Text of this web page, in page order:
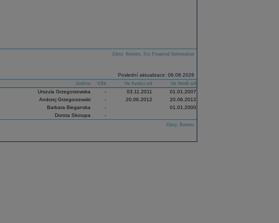
Zdroj: Reuters, Six Financial Information
Poslední aktualizace: 06.08.2026
Jméno Věk Ve funkci od
Ve firmě od
Urszula Grzegorzewska - 03.11.2011
01.01.2007
Andrzej Grzegorzewski - 20.06.2012
20.06.2012
Barbara Bieganska -
01.01.2000
Dorota Skorupa
-
Zdroj: Reuters